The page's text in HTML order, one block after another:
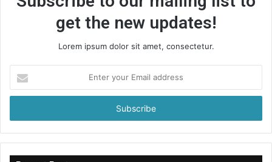
get the new updates!
Lorem ipsum dolor sit amet, consectetur.
your
Email